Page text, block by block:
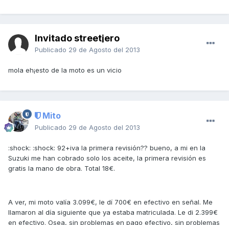
Invitado streetjero
Publicado 29 de Agosto del 2013
mola eh¡esto de la moto es un vicio
Mito
Publicado 29 de Agosto del 2013
:shock: :shock: 92+iva la primera revisión?? bueno, a mi en la
Suzuki me han cobrado solo los aceite, la primera revisión es
gratis la mano de obra. Total 18€.
A ver, mi moto valía 3.099€, le dí 700€ en efectivo en señal. Me
llamaron al día siguiente que ya estaba matriculada. Le di 2.399€
en efectivo. Osea, sin problemas en pago efectivo, sin problemas